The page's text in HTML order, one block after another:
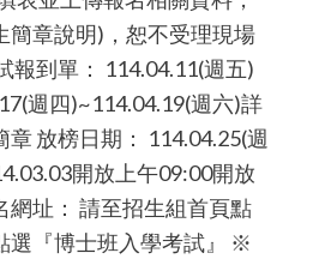
簡章說明)，恕不受理現場
報到單： 114.04.11(週五)
週四)~114.04.19(週六)詳
放榜日期： 114.04.25(週
開放上午09:00開放
網址： 請至招生組首頁點
『博士班入學考試』 ※